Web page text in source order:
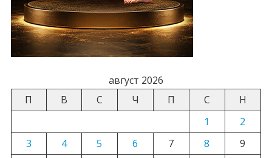
август 2026
П
В С Ч П С
Н
1
2
3
4 5 6 7 8
9